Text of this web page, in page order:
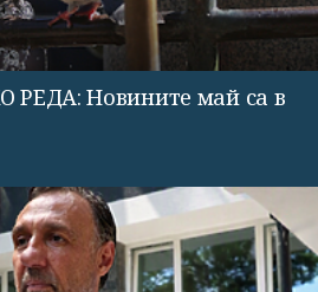
РЕДА: Новините май са в